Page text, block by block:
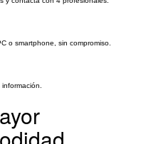
o smartphone, sin compromiso.